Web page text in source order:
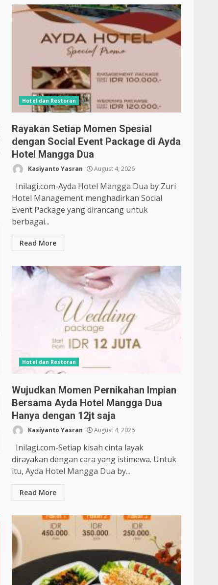
Hotel dan Restoran
Rayakan Setiap Momen Spesial
dengan Social Event Package di Ayda
Hotel Mangga Dua
Kasiyanto Yasran August 4, 2026
Inilagi,com-Ayda Hotel Mangga Dua by Zuri
Hotel Management menghadirkan Social
Event Package yang dirancang untuk
berbagai...
Read More
Hotel dan Restoran
Wujudkan Momen Pernikahan Impian
Bersama Ayda Hotel Mangga Dua
Hanya dengan 12jt saja
Kasiyanto Yasran August 4, 2026
Inilagi,com-Setiap kisah cinta layak
dirayakan dengan cara yang istimewa. Untuk
itu, Ayda Hotel Mangga Dua by...
Read More